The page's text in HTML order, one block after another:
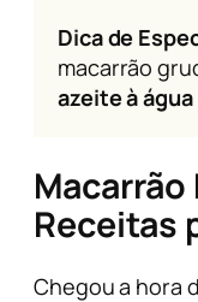
Dica de
macarrão
azeite à água
Macarrão
Receitas
Chegou a hora